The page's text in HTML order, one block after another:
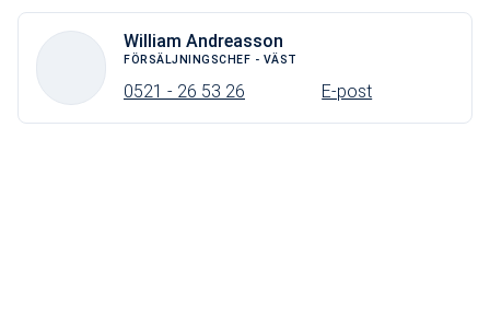
William Andreasson
FÖRSÄLJNINGSCHEF - VÄST
0521 - 26 53 26 E-post